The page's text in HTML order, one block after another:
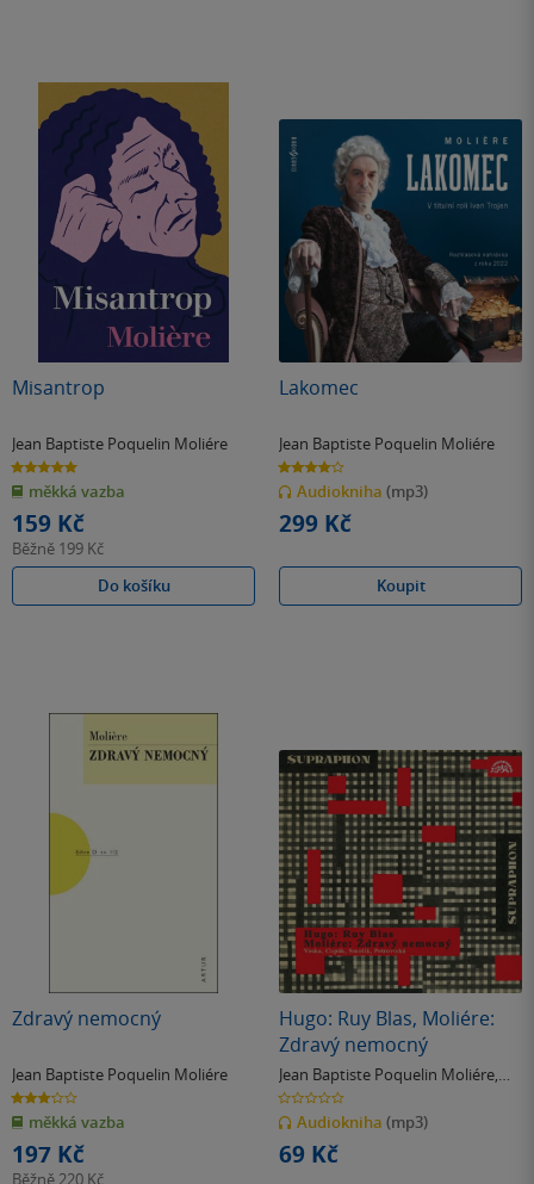
Misantrop
Jean Baptiste Poquelin Moliére
5.0
z
5
hvězdiček
měkká vazba
159 Kč
Běžně 199 Kč
Do košíku
Lakomec
Jean Baptiste Poquelin Moliére
4.0
z
5
hvězdiček
Audiokniha (mp3)
299 Kč
Koupit
Zdravý nemocný
Jean Baptiste Poquelin Moliére
3.0
z
5
hvězdiček
měkká vazba
197 Kč
Běžně220 Kč
Hugo: Ruy Blas, Moliére:
Zdravý nemocný
Jean Baptiste Poquelin Moliére,
Victor Hugo
0.0
z
5
hvězdiček
Audiokniha (mp3)
69 Kč